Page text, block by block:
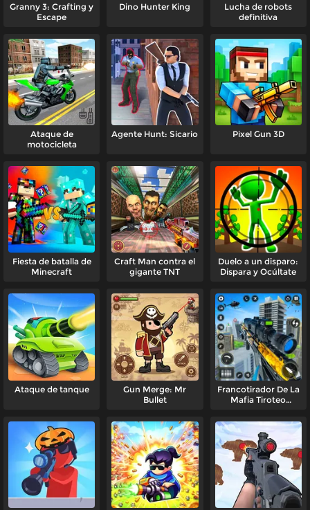
Granny 3: Crafting y
Escape
Dino Hunter King
Lucha de robots
definitiva
Ataque de
motocicleta
Agente Hunt: Sicario Pixel Gun 3D
Fiesta de batalla de
Minecraft
Craft Man contra el
gigante TNT
Duelo a un disparo:
Dispara y Ocúltate
Ataque de tanque
Gun Merge: Mr
Bullet
Francotirador De La
Mafia Tiroteo